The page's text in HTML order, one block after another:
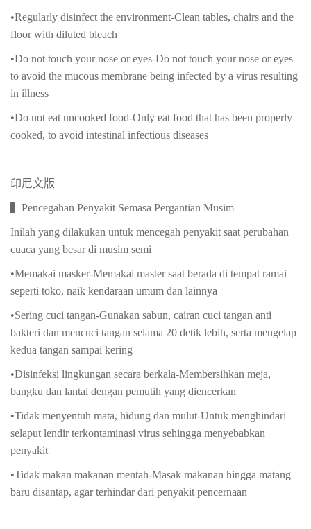
•Regularly disinfect the environment-Clean tables, chairs and the
floor with diluted bleach
•Do not touch your nose or eyes-Do not touch your nose or eyes
to avoid the mucous membrane being infected by a virus resulting
in illness
•Do not eat uncooked food-Only eat food that has been properly
cooked, to avoid intestinal infectious diseases
印尼文版
▍Pencegahan Penyakit Semasa Pergantian Musim
Inilah yang dilakukan untuk mencegah penyakit saat perubahan
cuaca yang besar di musim semi
•Memakai masker-Memakai master saat berada di tempat ramai
seperti toko, naik kendaraan umum dan lainnya
•Sering cuci tangan-Gunakan sabun, cairan cuci tangan anti
bakteri dan mencuci tangan selama 20 detik lebih, serta mengelap
kedua tangan sampai kering
•Disinfeksi lingkungan secara berkala-Membersihkan meja,
bangku dan lantai dengan pemutih yang diencerkan
•Tidak menyentuh mata, hidung dan mulut-Untuk menghindari
selaput lendir terkontaminasi virus sehingga menyebabkan
penyakit
•Tidak makan makanan mentah-Masak makanan hingga matang
baru disantap, agar terhindar dari penyakit pencernaan